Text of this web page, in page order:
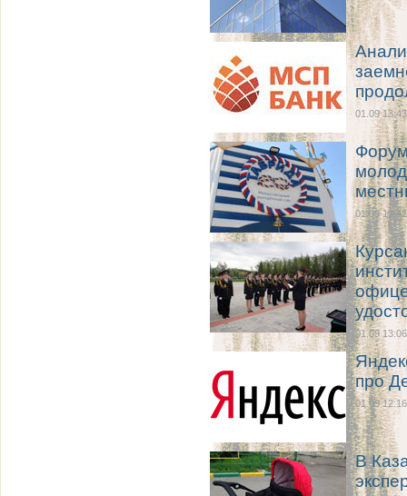
01.09 13:43
01.09 13:42
01.09 13:06
про
01.09 12:16
В